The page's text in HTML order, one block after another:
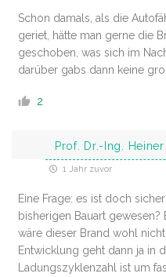
Schon damals, als die
geriet, hätte man gerne die
geschoben, was sich im
darüber gabs dann keine
2
Prof. Dr.-Ing.
1 Jahr zuvor
Eine Frage: es ist doch
bisherigen Bauart gewesen?
wäre dieser Brand wohl
Entwicklung geht dann ja in
Ladungszyklenzahl ist um